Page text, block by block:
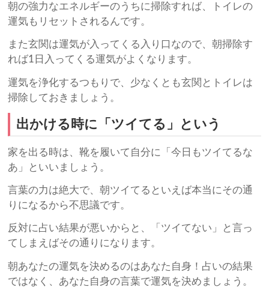
朝の強力なエネルギーのうちに掃除すれば、トイレの
運気もリセットされるんです。
また玄関は運気が入ってくる入り口なので、朝掃除す
れば1日入ってくる運気がよくなります。
運気を浄化するつもりで、少なくとも玄関とトイレは
掃除しておきましょう。
出かける時に「ツイてる」という
家を出る時は、靴を履いて自分に「今日もツイてるな
あ」といいましょう。
言葉の力は絶大で、朝ツイてるといえば本当にその通
りになるから不思議です。
反対に占い結果が悪いからと、「ツイてない」と言っ
てしまえばその通りになります。
朝あなたの運気を決めるのはあなた自身！占いの結果
ではなく、あなた自身の言葉で運気を決めましょう。